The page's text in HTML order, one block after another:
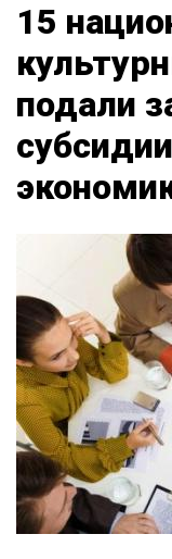
15
подали